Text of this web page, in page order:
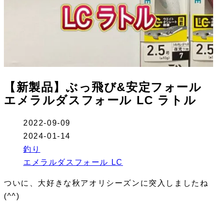
【新製品】ぶっ飛び&安定フォール
エメラルダスフォール LC ラトル
2022-09-09
2024-01-14
釣り
エメラルダスフォール LC
ついに、大好きな秋アオリシーズンに突入しましたね
(^^)